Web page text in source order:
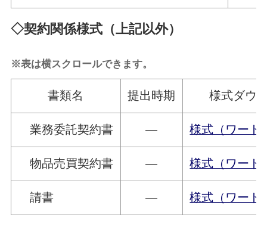
◇契約関係様式（上記以外）
※表は横スクロールできます。
書類名 提出時期 様式ダウ
業務委託契約書 ― 様式（ワード
物品売買契約書 ― 様式（ワード
請書 ― 様式（ワード